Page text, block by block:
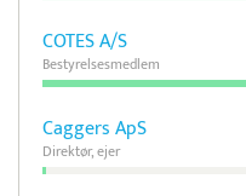
COTES A/S
Bestyrelsesmedlem
Caggers ApS
Direktør, ejer